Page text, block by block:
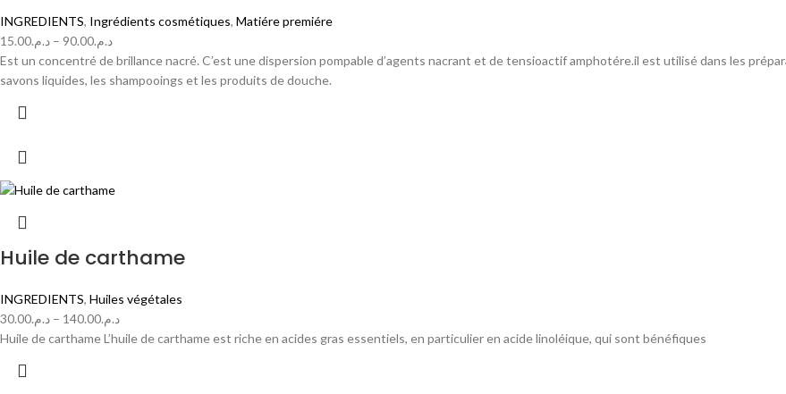
INGREDIENTS, Ingrédients cosmétiques, Matiére premiére
د.م.15.00 – د.م.90.00
Est un concentré de brillance nacré. C’est une dispersion pompable d’agents nacrant et de tensioactif amphotére.il est utilisé dans les
savons liquides, les shampooings et les produits de douche.
Huile de carthame
INGREDIENTS, Huiles végétales
د.م.30.00 – د.م.140.00
Huile de carthame L’huile de carthame est riche en acides gras essentiels, en particulier en acide linoléique, qui sont bénéfiques